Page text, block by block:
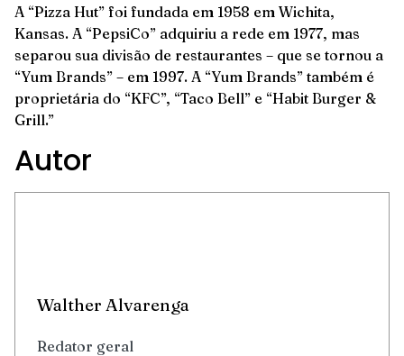
A “Pizza Hut” foi fundada em 1958 em Wichita,
Kansas. A “PepsiCo” adquiriu a rede em 1977, mas
separou sua divisão de restaurantes – que se tornou a
“Yum Brands” – em 1997. A “Yum Brands” também é
proprietária do “KFC”, “Taco Bell” e “Habit Burger &
Grill.”
Autor
Walther Alvarenga
Redator geral